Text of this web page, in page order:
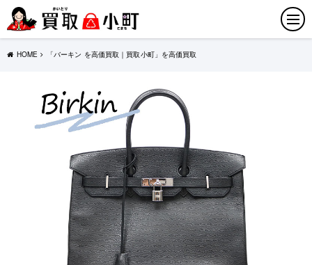
HOME 「バーキン を高価買取｜買取小町」を高価買取